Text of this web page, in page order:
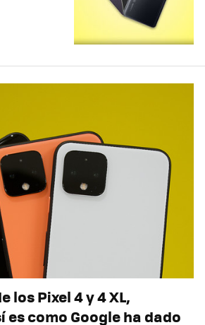
los Pixel 4 y 4 XL,
es como Google ha dado